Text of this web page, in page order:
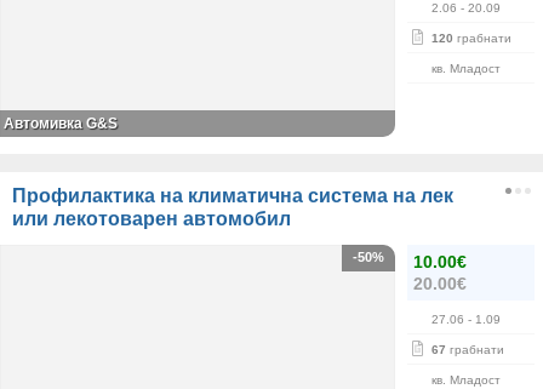
2.06 - 20.09
120 грабнати
кв. Младост
Автомивка G&S
Профилактика на климатична система на лек
или лекотоварен автомобил
10.00€
20.00€
27.06 - 1.09
67 грабнати
кв. Младост
-50%